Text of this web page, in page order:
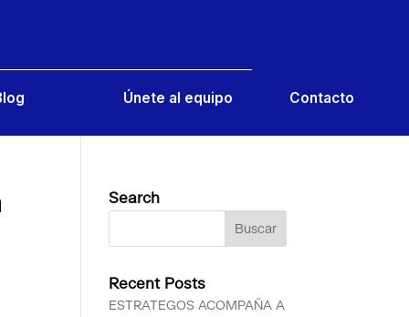
Únete al equipo Contacto
Search
Recent Posts
ESTRATEGOS ACOMPAÑA A